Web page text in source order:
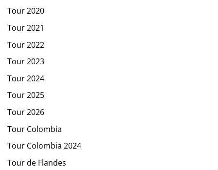
Tour 2020
Tour 2021
Tour 2022
Tour 2023
Tour 2024
Tour 2025
Tour 2026
Tour Colombia
Tour Colombia 2024
Tour de Flandes